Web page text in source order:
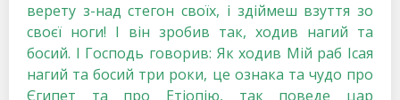
верету з-над стегон своїх, і здіймеш взуття зо
своєї ноги! І він зробив так, ходив нагий та
босий. І Господь говорив: Як ходив Мій раб Ісая
нагий та босий три роки, це ознака та чудо про
Єгипет та про Етіопію, так поведе цар